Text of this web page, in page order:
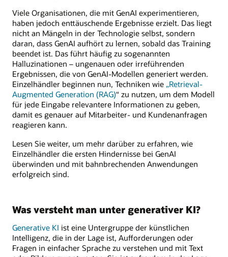
Viele Organisationen, die mit GenAI experimentieren,
haben jedoch enttäuschende Ergebnisse erzielt. Das liegt
nicht an Mängeln in der Technologie selbst, sondern
daran, dass GenAI aufhört zu lernen, sobald das Training
beendet ist. Das führt häufig zu sogenannten
Halluzinationen – ungenauen oder irreführenden
Ergebnissen, die von GenAI-Modellen generiert werden.
Einzelhändler beginnen nun, Techniken wie „Retrieval-
Augmented Generation (RAG)“ zu nutzen, um dem Modell
für jede Eingabe relevantere Informationen zu geben,
damit es genauer auf Mitarbeiter- und Kundenanfragen
reagieren kann.
Lesen Sie weiter, um mehr darüber zu erfahren, wie
Einzelhändler die ersten Hindernisse bei GenAI
überwinden und mit bahnbrechenden Anwendungen
erfolgreich sind.
Was versteht man unter generativer KI?
Generative KI ist eine Untergruppe der künstlichen
Intelligenz, die in der Lage ist, Aufforderungen oder
Fragen in einfacher Sprache zu verstehen und mit Text